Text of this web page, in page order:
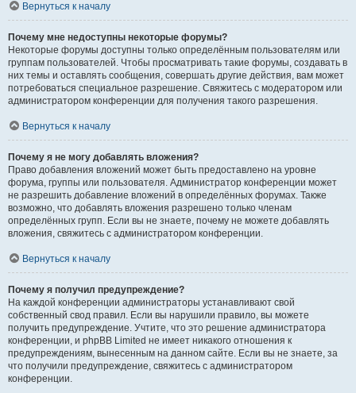
Вернуться к началу
Почему мне недоступны некоторые форумы?
Некоторые форумы доступны только определённым пользователям или
группам пользователей. Чтобы просматривать такие форумы, создавать в
них темы и оставлять сообщения, совершать другие действия, вам может
потребоваться специальное разрешение. Свяжитесь с модератором или
администратором конференции для получения такого разрешения.
Вернуться к началу
Почему я не могу добавлять вложения?
Право добавления вложений может быть предоставлено на уровне
форума, группы или пользователя. Администратор конференции может
не разрешить добавление вложений в определённых форумах. Также
возможно, что добавлять вложения разрешено только членам
определённых групп. Если вы не знаете, почему не можете добавлять
вложения, свяжитесь с администратором конференции.
Вернуться к началу
Почему я получил предупреждение?
На каждой конференции администраторы устанавливают свой
собственный свод правил. Если вы нарушили правило, вы можете
получить предупреждение. Учтите, что это решение администратора
конференции, и phpBB Limited не имеет никакого отношения к
предупреждениям, вынесенным на данном сайте. Если вы не знаете, за
что получили предупреждение, свяжитесь с администратором
конференции.